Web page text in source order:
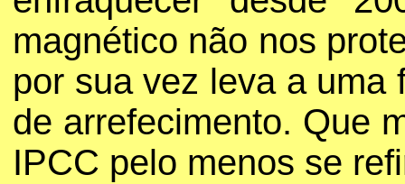
magnético não nos
por sua vez leva a uma
de arrefecimento. Que
IPCC pelo menos se